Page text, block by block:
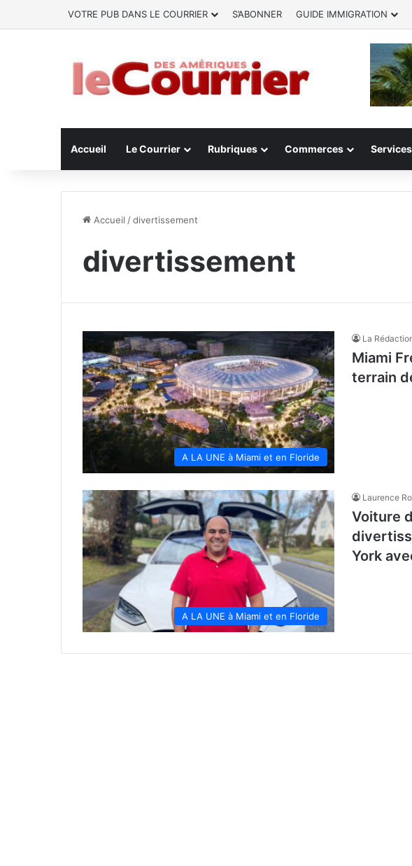
VOTRE PUB DANS LE COURRIER S’ABONNER GUIDE IMMIGRATION
Accueil Le Courrier Rubriques Commerces Services
Accueil /divertissement
divertissement
A LA UNE à Miami et en Floride
La
Miami
terrain
A LA UNE à Miami et en Floride
Laurence
Voiture
York